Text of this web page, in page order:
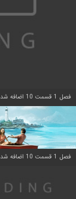
فصل 1 قسمت 10 اضافه شد
فصل 1 قسمت 10 اضافه شد